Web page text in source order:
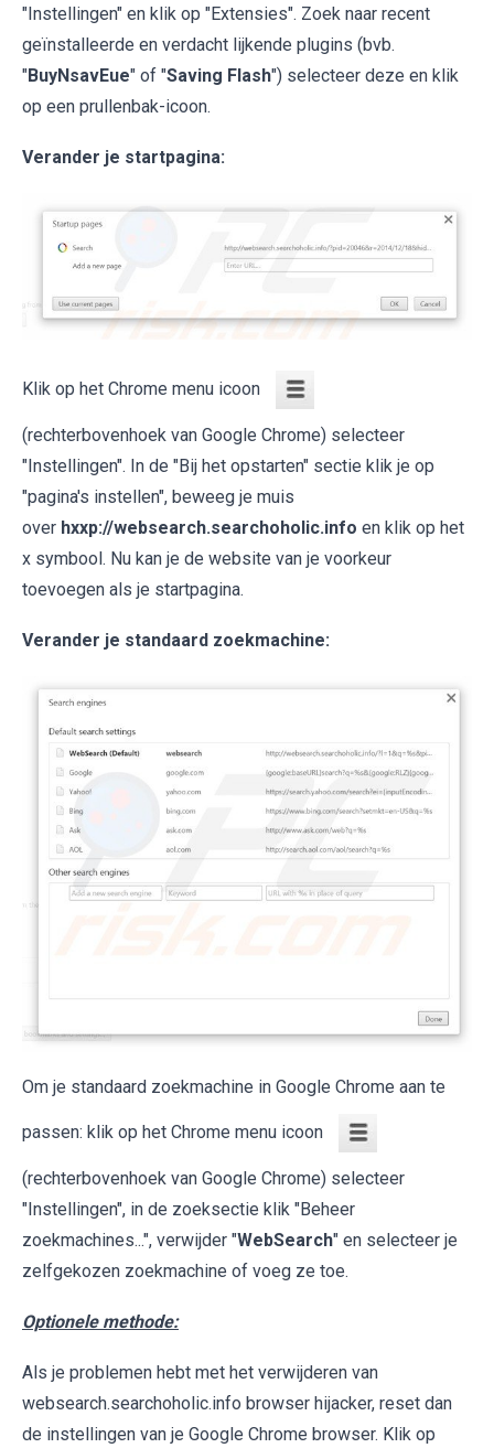
"Instellingen" en klik op "Extensies". Zoek naar recent
geïnstalleerde en verdacht lijkende plugins (bvb.
"BuyNsavEue" of "Saving Flash") selecteer deze en klik
op een prullenbak-icoon.
Verander je startpagina:
Klik op het Chrome menu icoon
(rechterbovenhoek van Google Chrome) selecteer
"Instellingen". In de "Bij het opstarten" sectie klik je op
"pagina's instellen", beweeg je muis
over hxxp://websearch.searchoholic.info en klik op het
x symbool. Nu kan je de website van je voorkeur
toevoegen als je startpagina.
Verander je standaard zoekmachine:
Om je standaard zoekmachine in Google Chrome aan te
passen: klik op het Chrome menu icoon
(rechterbovenhoek van Google Chrome) selecteer
"Instellingen", in de zoeksectie klik "Beheer
zoekmachines...", verwijder "WebSearch" en selecteer je
zelfgekozen zoekmachine of voeg ze toe.
Optionele methode:
Als je problemen hebt met het verwijderen van
websearch.searchoholic.info browser hijacker, reset dan
de instellingen van je Google Chrome browser. Klik op